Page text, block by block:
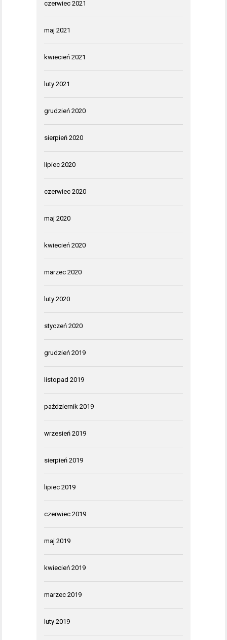
czerwiec 2021
maj 2021
kwiecień 2021
luty 2021
grudzień 2020
sierpień 2020
lipiec 2020
czerwiec 2020
maj 2020
kwiecień 2020
marzec 2020
luty 2020
styczeń 2020
grudzień 2019
listopad 2019
październik 2019
wrzesień 2019
sierpień 2019
lipiec 2019
czerwiec 2019
maj 2019
kwiecień 2019
marzec 2019
luty 2019